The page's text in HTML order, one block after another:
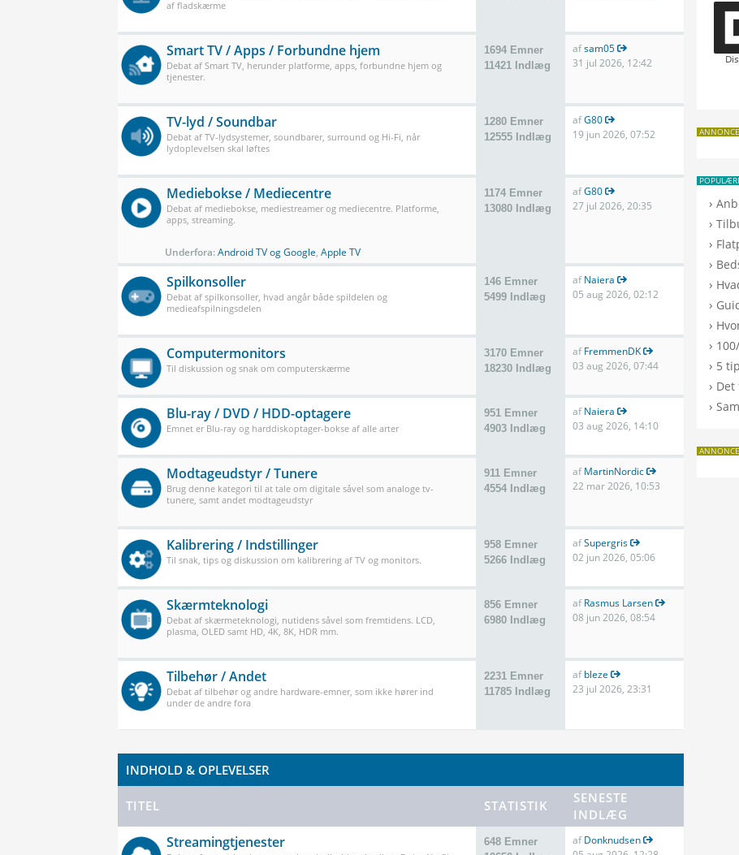
af fladskærme
Smart TV / Apps / Forbundne hjem
Debat af Smart TV, herunder platforme, apps, forbundne hjem og
tjenester.
1694 Emner
11421 Indlæg
afsam05
31 jul 2026, 12:42
TV-lyd / Soundbar
Debat af TV-lydsystemer, soundbarer, surround og Hi-Fi, når
lydoplevelsen skal løftes
1280 Emner
12555 Indlæg
afG80
19 jun 2026, 07:52
Mediebokse / Mediecentre
Debat af mediebokse, mediestreamer og mediecentre. Platforme,
apps, streaming.
Underfora:Android TV og Google, Apple TV
1174 Emner
13080 Indlæg
afG80
27 jul 2026, 20:35
Spilkonsoller
Debat af spilkonsoller, hvad angår både spildelen og
medieafspilningsdelen
146 Emner
5499 Indlæg
afNaiera
05 aug 2026, 02:12
Computermonitors
Til diskussion og snak om computerskærme
3170 Emner
18230 Indlæg
afFremmenDK
03 aug 2026, 07:44
Blu-ray / DVD / HDD-optagere
Emnet er Blu-ray og harddiskoptager-bokse af alle arter
951 Emner
4903 Indlæg
afNaiera
03 aug 2026, 14:10
Modtageudstyr / Tunere
Brug denne kategori til at tale om digitale såvel som analoge tv-
tunere, samt andet modtageudstyr
911 Emner
4554 Indlæg
afMartinNordic
22 mar 2026, 10:53
Kalibrering / Indstillinger
Til snak, tips og diskussion om kalibrering af TV og monitors.
958 Emner
5266 Indlæg
afSupergris
02 jun 2026, 05:06
Skærmteknologi
Debat af skærmeteknologi, nutidens såvel som fremtidens. LCD,
plasma, OLED samt HD, 4K, 8K, HDR mm.
856 Emner
6980 Indlæg
afRasmus Larsen
08 jun 2026, 08:54
Tilbehør / Andet
Debat af tilbehør og andre hardware-emner, som ikke hører ind
under de andre fora
2231 Emner
11785 Indlæg
afbleze
23 jul 2026, 23:31
INDHOLD & OPLEVELSER
TITEL STATISTIK
SENESTE
INDLÆG
Streamingtjenester
648 Emner
afDonknudsen
ANNONCE
›
›
›
›
›
›
›
›
› 5
›
›
ANNONCE